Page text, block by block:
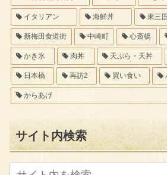
イタリアン 海鮮丼 東三国
新梅田食道街 中崎町 心斎橋
かき氷 肉丼 天ぷら・天丼
日本橋 再訪2 買い食い
からあげ
サイト内検索